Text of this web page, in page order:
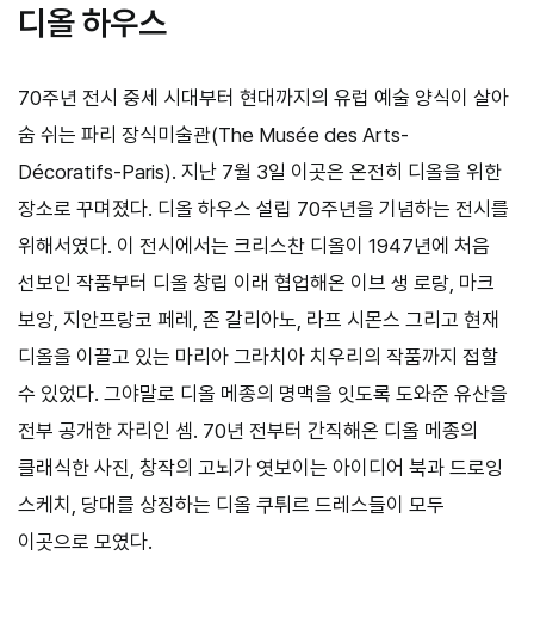
디올 하우스
70주년 전시 중세 시대부터 현대까지의 유럽 예술 양식이 살아
숨 쉬는 파리 장식미술관(The Musée des Arts-
Décoratifs-Paris). 지난 7월 3일 이곳은 온전히 디올을 위한
장소로 꾸며졌다. 디올 하우스 설립 70주년을 기념하는 전시를
위해서였다. 이 전시에서는 크리스찬 디올이 1947년에 처음
선보인 작품부터 디올 창립 이래 협업해온 이브 생 로랑, 마크
보앙, 지안프랑코 페레, 존 갈리아노, 라프 시몬스 그리고 현재
디올을 이끌고 있는 마리아 그라치아 치우리의 작품까지 접할
수 있었다. 그야말로 디올 메종의 명맥을 잇도록 도와준 유산을
전부 공개한 자리인 셈. 70년 전부터 간직해온 디올 메종의
클래식한 사진, 창작의 고뇌가 엿보이는 아이디어 북과 드로잉
스케치, 당대를 상징하는 디올 쿠튀르 드레스들이 모두
이곳으로 모였다.